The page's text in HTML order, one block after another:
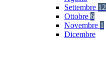
Settembre 12
Ottobre 6
Novembre 1
Dicembre